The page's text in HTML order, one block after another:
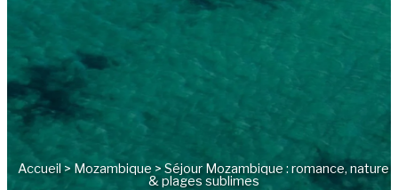
Accueil>Mozambique > Séjour Mozambique : romance, nature
& plages sublimes